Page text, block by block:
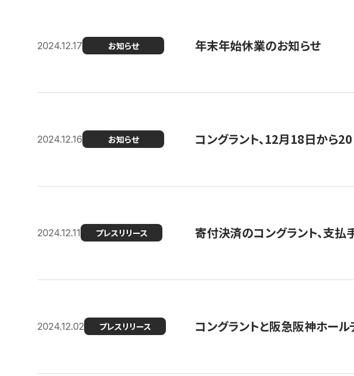
2024.12.17 お知らせ 年末年始休業のお知らせ
2024.12.16 お知らせ コングラント、12月18日から
2024.12.11 プレスリリース 寄付決済のコングラント、支払
2024.12.02 プレスリリース コングラントと阪急阪神ホール